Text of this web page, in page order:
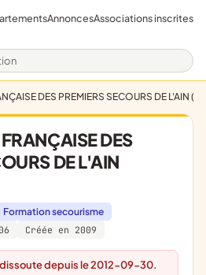
AnnoncesAssociations inscrites
DES PREMIERS SECOURS DE L'AIN
DES
DE L'AIN
Formation secourisme
Créée en 2009
dissoute depuis le 2012-09-30.